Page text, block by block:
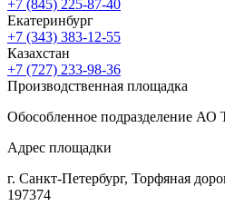
+7 (845) 225-87-40
Екатеринбург
+7 (343) 383-12-55
Казахстан
+7 (727) 233-98-36
Производственная площадка
Обособленное подразделение
Адрес площадки
г. Санкт-Петербург, Торфяная
197374